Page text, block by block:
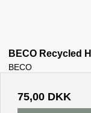
BECO Recycled
BECO
75,00 DKK